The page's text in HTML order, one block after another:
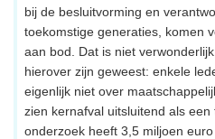
bij de besluitvorming en
toekomstige generaties, komen
aan bod. Dat is niet
hierover zijn geweest: enkele
eigenlijk niet over
zien kernafval uitsluitend als
onderzoek heeft 3,5 miljoen euro